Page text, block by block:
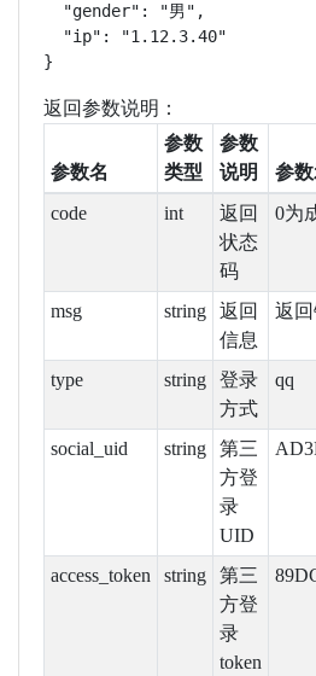
  "gender": "男",
  "ip": "1.12.3.40"
}
返回参数说明：
参数名
参数
类型
参数
说明
参数
code
int
返回
状态
码
0为
msg string
返回
信息
返
type string
登录
方式
qq
social_uid string
第三
方登
录
UID
access_token string
第三
方登
录
token